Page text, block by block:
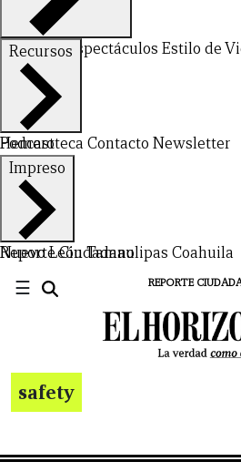
DeportesEspectáculos Estilo de
Recursos
Hemeroteca Contacto Newsletter
Podcast
Impreso
Nuevo LeónTamaulipas Coahuila
Reporte Ciudadano
☰ REPORTE
safety